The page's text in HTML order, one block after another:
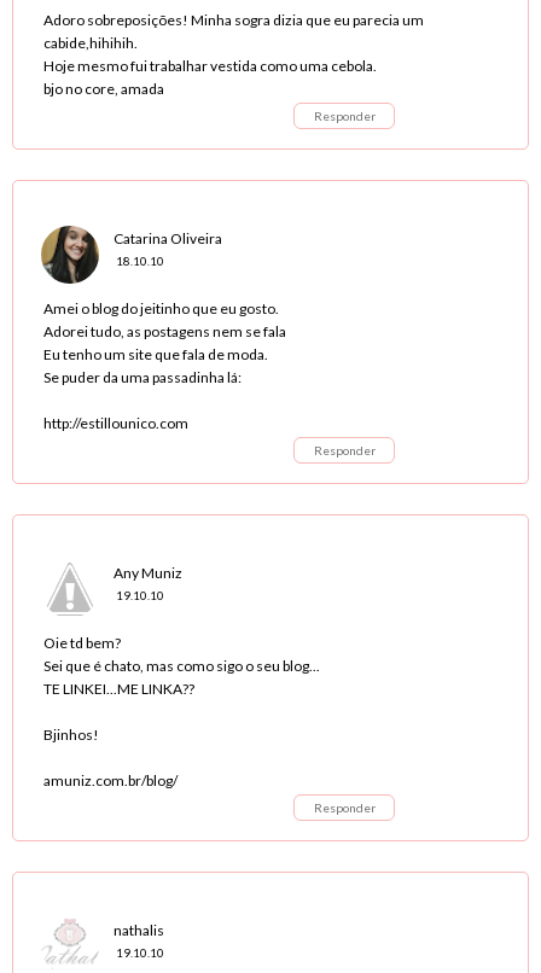
Adoro sobreposições! Minha sogra dizia que eu parecia um
cabide,hihihih.
Hoje mesmo fui trabalhar vestida como uma cebola.
bjo no core, amada
Responder
Catarina Oliveira
18.10.10
Amei o blog do jeitinho que eu gosto.
Adorei tudo, as postagens nem se fala
Eu tenho um site que fala de moda.
Se puder da uma passadinha lá:
http://estillounico.com
Responder
Any Muniz
19.10.10
Oie td bem?
Sei que é chato, mas como sigo o seu blog...
TE LINKEI...ME LINKA??
Bjinhos!
amuniz.com.br/blog/
Responder
nathalis
19.10.10